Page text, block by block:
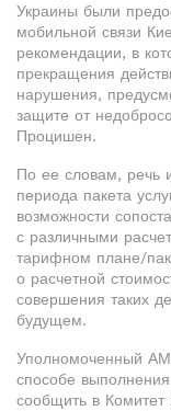
Украины были
мобильной связи
рекомендации, в
прекращения
нарушения,
защите от
Процишен.
По ее словам, речь
периода пакета
возможности
с различными
тарифном плане/
о расчетной
совершения таких
будущем.
Уполномоченный
способе
сообщить в